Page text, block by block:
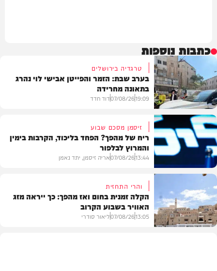
כתבות נוספות
בארץ
טרגדיה בירושלים
בערב שבת: הזמר והפייטן אבישי לוי נהרג
בתאונה מחרידה
19:09
07/08/26דוד חדד
פוליטי
זיסמן מסכם שבוע
ריח של מהפך? הפחד בליכוד, הקרבות בימין
והמרוץ לבלפור
13:44
07/08/26אריה זיסמן, יתד נאמן
והרי התחזית
הקלה זמנית בחום ואז מהפך: כך ייראה מזג
האוויר בשבוע הקרוב
13:05
07/08/26ליאור סודרי